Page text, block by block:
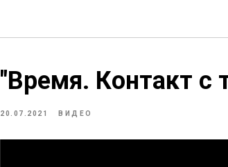
"Время. Контакт с
20.07.2021 ВИДЕО